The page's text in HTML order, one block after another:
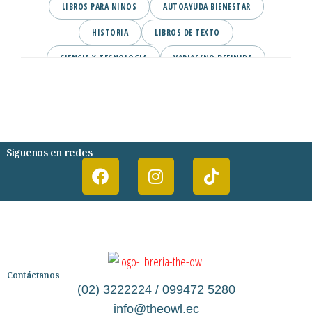
LIBROS PARA NINOS AUTOAYUDA BIENESTAR
HISTORIA LIBROS DE TEXTO
CIENCIA Y TECNOLOGIA VARIAS/NO DEFINIDA
Síguenos en redes
Contáctanos
(02) 3222224 / 099472 5280
info@theowl.ec